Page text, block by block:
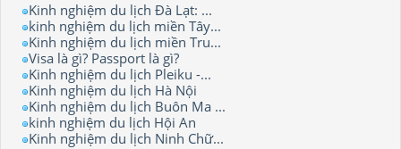
Kinh nghiệm du lịch Đà Lạt: ...
kinh nghiệm du lịch miền Tây...
Kinh nghiệm du lịch miền Tru...
Visa là gì? Passport là gì?
Kinh nghiệm du lịch Pleiku -...
Kinh nghiệm du lịch Hà Nội
Kinh nghiệm du lịch Buôn Ma ...
kinh nghiệm du lịch Hội An
Kinh nghiệm du lịch Ninh Chữ...